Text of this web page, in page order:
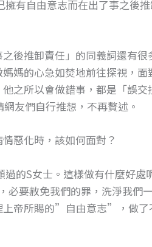
自由意志而在出了事之後推
後推卸責任」的同義詞還有很
媽的心急如焚地前往探視，
之所以會做錯事，都是「誤
友們自行推想，不再贅述。
惡化時，該如何面對？
S女士。這樣做有什麼好處
必要赦免我們的罪，洗淨我們
上帝所賜的”自由意志”，做了